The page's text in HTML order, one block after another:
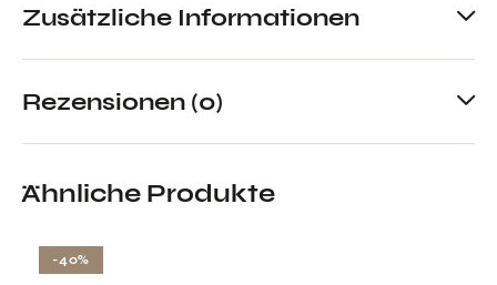
Zusätzliche Informationen
Rezensionen (0)
Ähnliche Produkte
-40%